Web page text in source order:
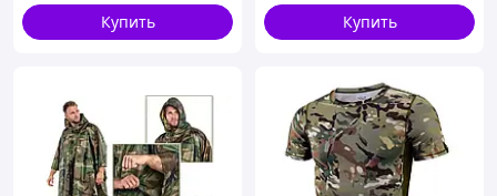
использования
Купить Купить